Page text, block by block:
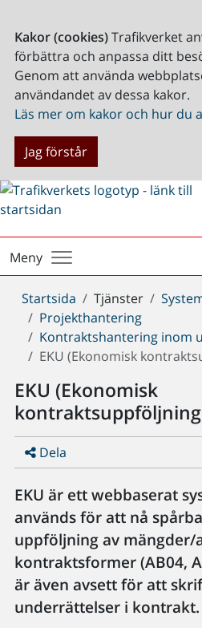
Kakor (cookies)Trafikverket
förbättra och anpassa ditt
Genom att använda
användandet av dessa kakor.
Läs mer om kakor och hur du
Jag förstår
Meny
Du
är
här:
Startsida Tjänster
Projekthantering
Kontraktshantering inom
EKU (Ekonomisk
EKU (Ekonomisk
Dela
EKU är ett webbaserat
används för att nå
uppföljning av
kontraktsformer (AB04,
är även avsett för att
underrättelser i kontrakt.